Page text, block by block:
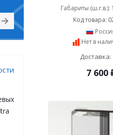
Габариты (ш.г.в.):
Код товара:
Нет в
Доставка:
7 600